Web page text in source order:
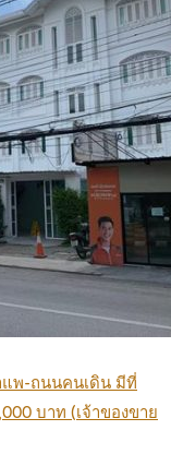
แพ-ถนนคนเดิน มีที่
บาท (เจ้าของขาย